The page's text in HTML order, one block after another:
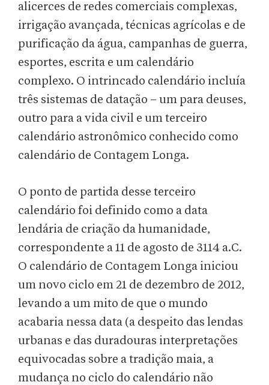
alicerces de redes comerciais complexas,
irrigação avançada, técnicas agrícolas e de
purificação da água, campanhas de guerra,
esportes, escrita e um calendário
complexo. O intrincado calendário incluía
três sistemas de datação – um para deuses,
outro para a vida civil e um terceiro
calendário astronômico conhecido como
calendário de Contagem Longa.
O ponto de partida desse terceiro
calendário foi definido como a data
lendária de criação da humanidade,
correspondente a 11 de agosto de 3114 a.C.
O calendário de Contagem Longa iniciou
um novo ciclo em 21 de dezembro de 2012,
levando a um mito de que o mundo
acabaria nessa data (a despeito das lendas
urbanas e das duradouras interpretações
equivocadas sobre a tradição maia, a
mudança no ciclo do calendário não